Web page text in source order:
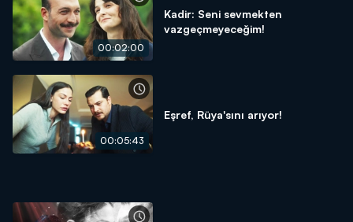
00:02:00
Kadir: Seni sevmekten
vazgeçmeyeceğim!
00:05:43
Eşref, Rüya'sını arıyor!